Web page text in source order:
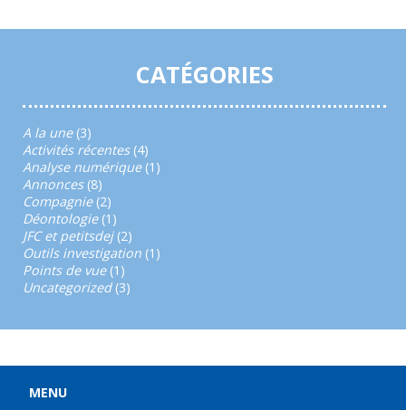
CATÉGORIES
A la une(3)
Activités récentes(4)
Analyse numérique(1)
Annonces(8)
Compagnie(2)
Déontologie(1)
JFC et petitsdej(2)
Outils investigation (1)
Points de vue(1)
Uncategorized(3)
MENU